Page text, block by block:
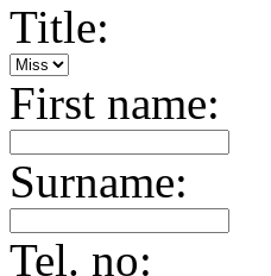
Title:
First name:
Surname:
Tel. no: